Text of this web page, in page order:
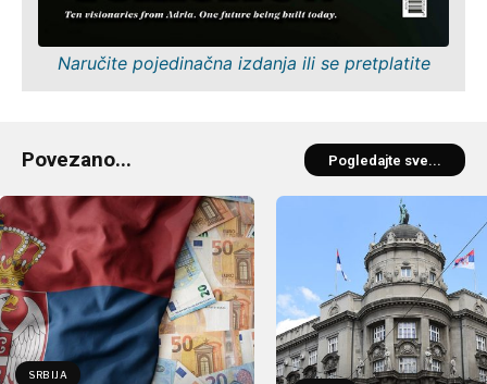
Naručite pojedinačna izdanja ili se pretplatite
Povezano... Pogledajte sve...
SRBIJA